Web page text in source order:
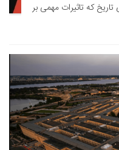
که تاثیرات مهمی بر